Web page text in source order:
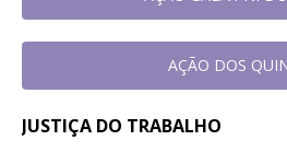
AÇÃO DOS
JUSTIÇA DO TRABALHO